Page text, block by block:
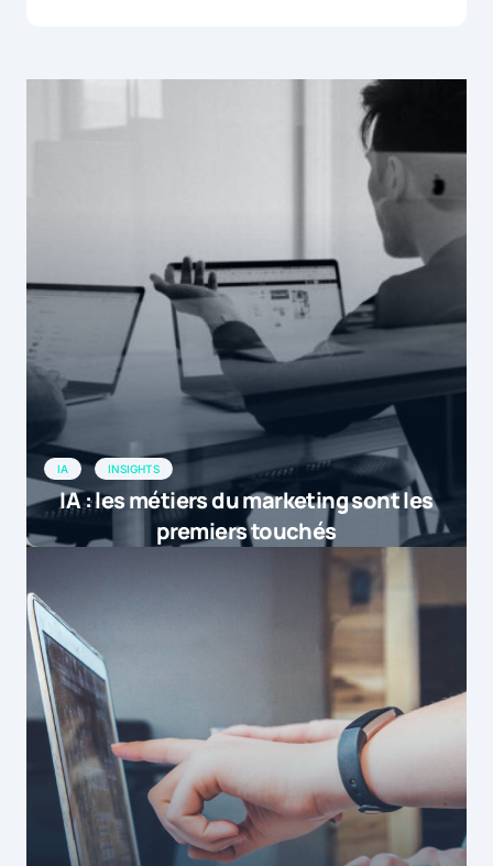
IA INSIGHTS
IA : les métiers du marketing sont les
premiers touchés